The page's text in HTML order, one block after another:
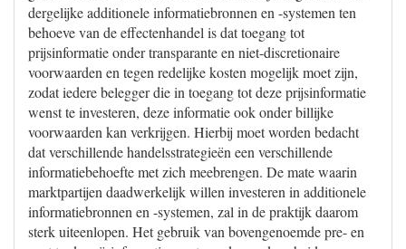
dergelijke additionele informatiebronnen en -systemen ten
behoeve van de effectenhandel is dat toegang tot
prijsinformatie onder transparante en niet-discretionaire
voorwaarden en tegen redelijke kosten mogelijk moet zijn,
zodat iedere belegger die in toegang tot deze prijsinformatie
wenst te investeren, deze informatie ook onder billijke
voorwaarden kan verkrijgen. Hierbij moet worden bedacht
dat verschillende handelsstrategieën een verschillende
informatiebehoefte met zich meebrengen. De mate waarin
marktpartijen daadwerkelijk willen investeren in additionele
informatiebronnen en -systemen, zal in de praktijk daarom
sterk uiteenlopen. Het gebruik van bovengenoemde pre- en